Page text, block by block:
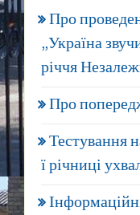
Про
„Україна
річчя
Про
Тестування
ї річниці